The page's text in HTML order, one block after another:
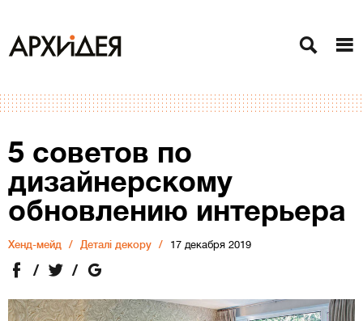
5 советов по
дизайнерскому
обновлению интерьера
Хенд-мейд Деталі декору 17 декабря 2019